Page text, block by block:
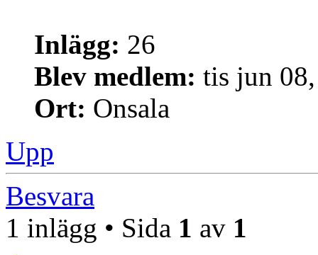
Inlägg: 26
Blev medlem: tis jun
Ort: Onsala
Upp
Besvara
1 inlägg • Sida 1 av 1